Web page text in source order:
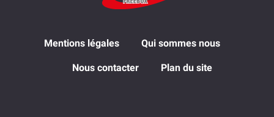
Mentions légales Qui sommes nous
Nous contacter Plan du site